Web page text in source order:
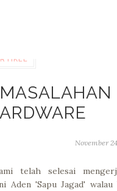
November
telah selesai
Aden 'Sapu Jagad' walau